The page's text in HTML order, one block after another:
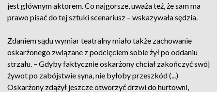
jest głównym aktorem. Co najgorsze, uważa też, że sam ma
prawo pisać do tej sztuki scenariusz – wskazywała sędzia.
Zdaniem sądu wymiar teatralny miało także zachowanie
oskarżonego związane z podcięciem sobie żył po oddaniu
strzału. – Gdyby faktycznie oskarżony chciał zakończyć swój
żywot po zabójstwie syna, nie byłoby przeszkód (...)
Oskarżony zdążył jeszcze otworzyć drzwi do hurtowni,